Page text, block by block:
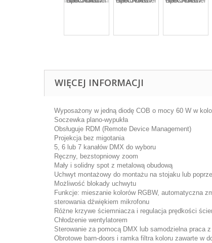
WIĘCEJ INFORMACJI
Wyposażony w jedną diodę COB o mocy 60 W w
Soczewka plano-wypukła
Obsługuje RDM (Remote Device Management)
Projekcja bez migotania
5, 6 lub 7 kanałów DMX do wyboru
Ręczny, bezstopniowy zoom
Mały i solidny spot z metalową obudową
Uchwyt montażowy do montażu na stojaku lub
Możliwość blokady uchwytu
Funkcje: mieszanie kolorów RGBW, automatyczna
sterowania dźwiękiem mikrofonu
Różne krzywe ściemniacza i regulacja prędkości
Chłodzenie wentylatorem
Sterowanie za pomocą DMX lub samodzielna praca
Obrotowe barn-doors i ramka filtra koloru zawarte w